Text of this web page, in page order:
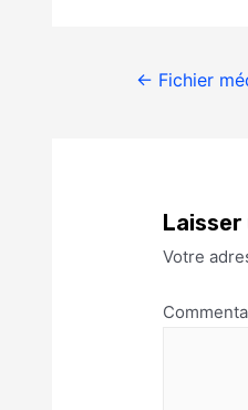
← Fichier
Laisser
Votre